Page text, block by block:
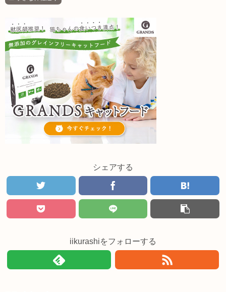
シェアする
iikurashiをフォローする